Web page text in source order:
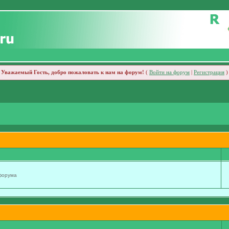
Уважаемый Гость, добро пожаловать к нам на форум! ( Войти на форум Регистрация )